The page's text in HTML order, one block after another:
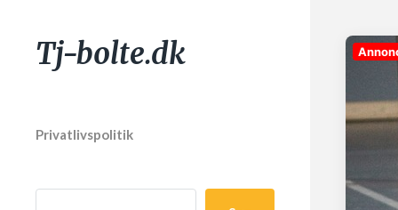
Tj-bolte.dk
Privatlivspolitik